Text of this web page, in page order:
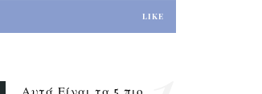
LIKE